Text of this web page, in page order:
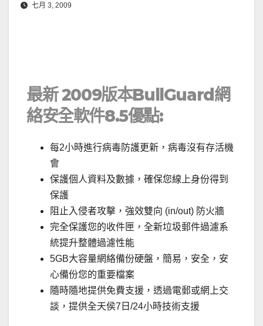
七月 3, 2009
最新 2009版本BullGuard網
絡安全軟件8.5優點:
每2小時進行病毒防護更新，病毒沒有存活機
會
保護個人資料及數據，確保您線上身份得到
保護
阻止入侵者攻擊，強效雙向 (in/out) 防火牆
完全保護您的收件匣，全新垃圾郵件過濾系
統提升整體過濾性能
5GB大容量網絡備份硬盤，簡易，安全，安
心備份您的重要檔案
隨時隨地提供免費支援，透過電郵或網上交
談，提供全天侯7日/24小時技術支援